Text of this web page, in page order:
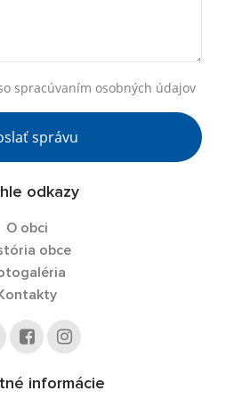
spracúvaním osobných údajov
správu
odkazy
O obci
obce
informácie